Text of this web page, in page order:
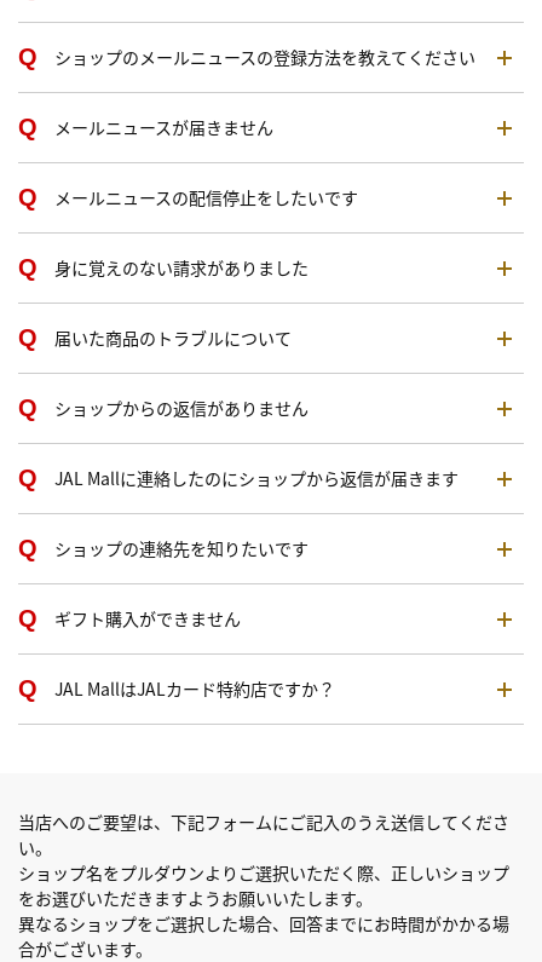
ショップのメールニュースの登録方法を教えてください
メールニュースが届きません
メールニュースの配信停止をしたいです
身に覚えのない請求がありました
届いた商品のトラブルについて
ショップからの返信がありません
JAL Mallに連絡したのにショップから返信が届きます
ショップの連絡先を知りたいです
ギフト購入ができません
JAL MallはJALカード特約店ですか？
当店へのご要望は、下記フォームにご記入のうえ送信してくださ
い。
ショップ名をプルダウンよりご選択いただく際、正しいショップ
をお選びいただきますようお願いいたします。
異なるショップをご選択した場合、回答までにお時間がかかる場
合がございます。